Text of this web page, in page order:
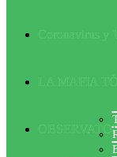
Coronavirus y
LA MAFIA